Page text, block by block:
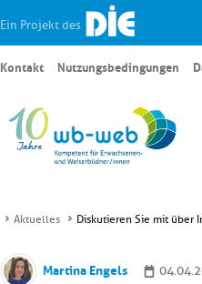
Ein Projekt des
Kontakt Nutzungsbedingungen
Aktuelles Diskutieren Sie mit über
Martina Engels